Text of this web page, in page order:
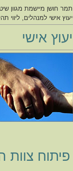
תמר חושן מיישמת מגוון
יעוץ אישי למנהלים, ליווי
יעוץ אישי
פיתוח צוות